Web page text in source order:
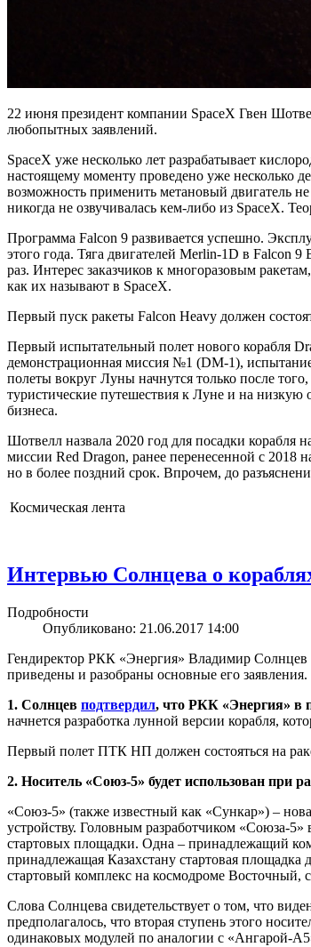
22 июня президент компании SpaceX Гвен
любопытных заявлений.
SpaceX уже несколько лет разрабатывает
настоящему моменту проведено уже несколько
возможность применить метановый двигатель
никогда не озвучивалась кем-либо из SpaceX.
Программа Falcon 9 развивается успешно.
этого года. Тяга двигателей Merlin-1D в Falcon
раз. Интерес заказчиков к многоразовым
как их называют в SpaceX.
Первый пуск ракеты Falcon Heavy должен
Первый испытательный полет нового корабля
демонстрационная миссия №1 (DM-1),
полеты вокруг Луны начнутся только после
туристические путешествия к Луне и на
бизнеса.
Шотвелл назвала 2020 год для посадки корабля
миссии Red Dragon, ранее перенесенной с 2018
но в более поздний срок. Впрочем, до
Космическая лента
Интервью Солнцева о
Подробности
Опубликовано: 21.06.2017 14:00
Гендиректор РКК «Энергия» Владимир Солнцев
приведены и разобраны основные его заявления.
1. Солнцев подтвердил, что РКК «Энергия» в
начнется разработка лунной версии корабля,
Первый полет ПТК НП должен состояться на
2. Носитель «Союз-5» будет использован при
«Союз-5» (также известный как «Сункар») –
устройству. Головным разработчиком «Союза-
стартовых площадки. Одна – принадлежащий
принадлежащая Казахстану стартовая
стартовый комплекс на космодроме Восточный,
Слова Солнцева свидетельствует о том, что
предполагалось, что вторая ступень этого
одинаковых модулей по аналогии с «Ангарой-